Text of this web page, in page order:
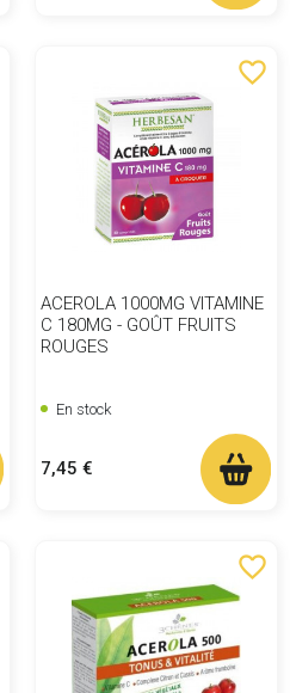
favorite_border
ACEROLA 1000MG VITAMINE
C 180MG - GOÛT FRUITS
ROUGES
En stock
Prix
7,45 €
favorite_border